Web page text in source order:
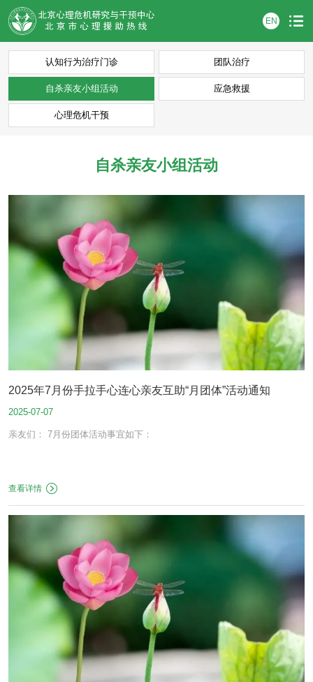
EN
认知行为治疗门诊 团队治疗
自杀亲友小组活动 应急救援
心理危机干预
自杀亲友小组活动
2025年7月份手拉手心连心亲友互助“月团体”活动通知
2025-07-07
亲友们： 7月份团体活动事宜如下：
查看详情